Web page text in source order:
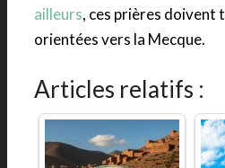
ailleurs, ces prières doivent
orientées vers la Mecque.
Articles relatifs :